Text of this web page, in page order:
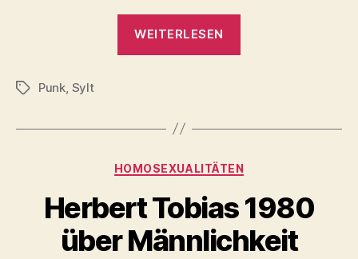
WEITERLESEN
Schlagwörter
Punk Sylt
Kategorien
HOMOSEXUALITÄTEN
Herbert Tobias 1980
über Männlichkeit